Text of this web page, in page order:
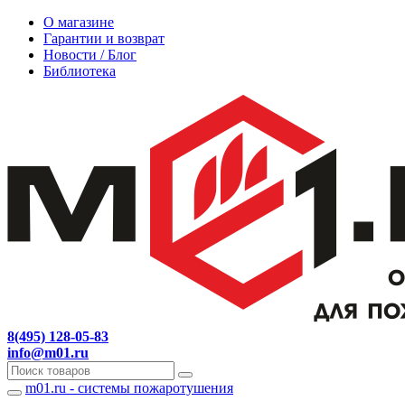
О магазине
Гарантии и возврат
Новости / Блог
Библиотека
8(495) 128-05-83
info@m01.ru
Навигация
m01.ru - системы пожаротушения